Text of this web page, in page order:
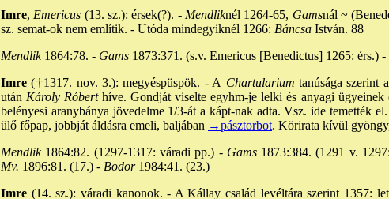
Imre, Emericus (13. sz.): érsek(?). -Mendliknél 1264-65, Gamsnál ~
sz. semat-ok nem említik. - Utóda mindegyiknél 1266: Báncsa István. 88
Mendlik1864:78. - Gams 1873:371. (s.v. Emericus [Benedictus] 1265: érs.) -
Imre (†1317. nov. 3.): megyéspüspök. - A Chartularium tanúsága szerint
után Károly Róberthíve. Gondját viselte egyhm-je lelki és anyagi ügyeinek
belényesi aranybánya jövedelme 1/3-át a kápt-nak adta. Vsz. ide temették
ülő főpap, jobbját áldásra emeli, baljában →pásztorbot. Körirata kívül
Mendlik1864:82. (1297-1317: váradi pp.) -Gams1873:384. (1291 v.
Mv. 1896:81. (17.) - Bodor1984:41. (23.)
Imre (14. sz.): váradi kanonok. - A Kállay család levéltára szerint 1357: